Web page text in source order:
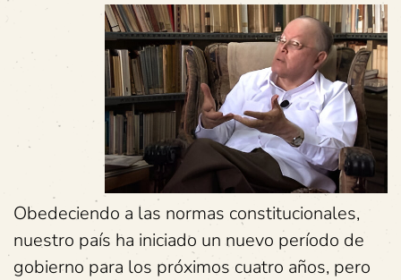
Obedeciendo a las normas constitucionales,
nuestro país ha iniciado un nuevo período de
gobierno para los próximos cuatro años, pero